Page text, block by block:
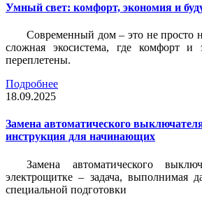
Умный свет: комфорт, экономия и
Современный дом – это не просто
сложная экосистема, где комфорт и
переплетены.
Подробнее
18.09.2025
Замена автоматического
инструкция для начинающих
Замена автоматического
электрощитке – задача, выполнимая
специальной подготовки